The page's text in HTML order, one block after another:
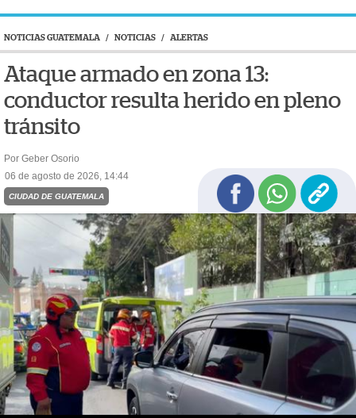
NOTICIAS GUATEMALA / NOTICIAS / ALERTAS
Ataque armado en zona 13:
conductor resulta herido en pleno
tránsito
Por Geber Osorio
06 de agosto de 2026, 14:44
CIUDAD DE GUATEMALA